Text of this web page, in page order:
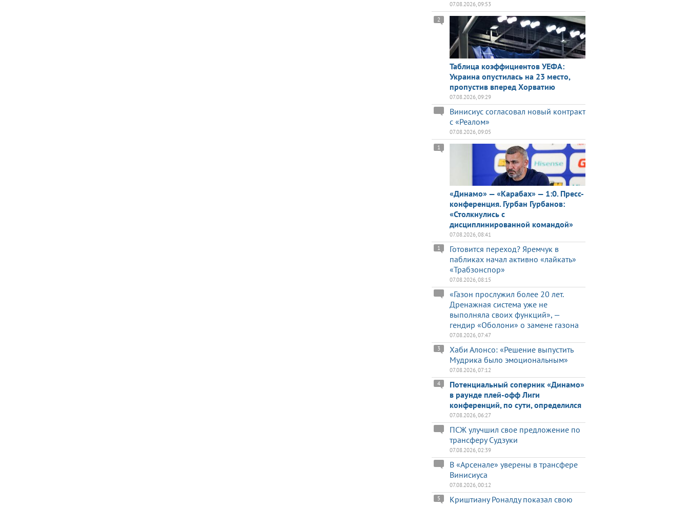
07.08.2026, 09:53
Таблица коэффициентов УЕФА:
Украина опустилась на 23 место,
пропустив вперед Хорватию
2
07.08.2026, 09:29
Винисиус согласовал новый контракт
с «Реалом»
07.08.2026, 09:05
«Динамо» — «Карабах» — 1:0. Пресс-
конференция. Гурбан Гурбанов:
«Столкнулись с
дисциплинированной командой»
1
07.08.2026, 08:41
Готовится переход? Яремчук в
пабликах начал активно «лайкать»
«Трабзонспор»
1
07.08.2026, 08:15
«Газон прослужил более 20 лет.
Дренажная система уже не
выполняла своих функций», —
гендир «Оболони» о замене газона
07.08.2026, 07:47
Хаби Алонсо: «Решение выпустить
Мудрика было эмоциональным»
3
07.08.2026, 07:12
Потенциальный соперник «Динамо»
в раунде плей-офф Лиги
конференций, по сути, определился
4
07.08.2026, 06:27
ПСЖ улучшил свое предложение по
трансферу Судзуки
07.08.2026, 02:39
В «Арсенале» уверены в трансфере
Винисиуса
07.08.2026, 00:12
Криштиану Роналду показал свою
5